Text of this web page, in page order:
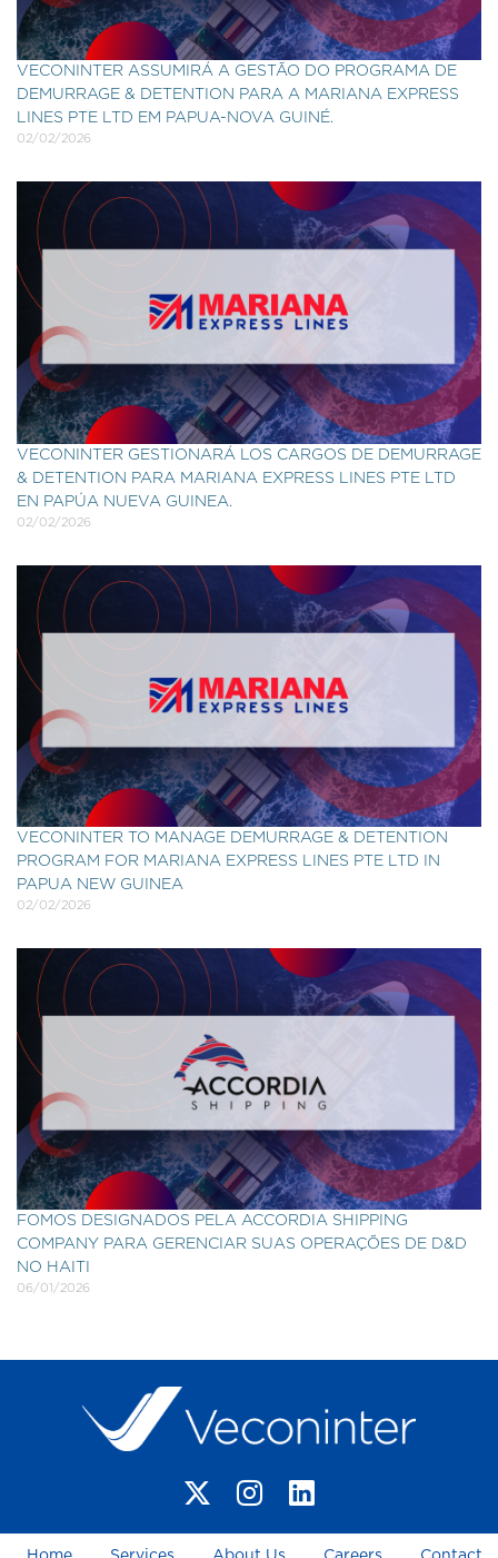
VECONINTER ASSUMIRÁ A GESTÃO DO PROGRAMA DE
DEMURRAGE & DETENTION PARA A MARIANA EXPRESS
LINES PTE LTD EM PAPUA-NOVA GUINÉ.
02/02/2026
VECONINTER GESTIONARÁ LOS CARGOS DE DEMURRAGE
& DETENTION PARA MARIANA EXPRESS LINES PTE LTD
EN PAPÚA NUEVA GUINEA.
02/02/2026
VECONINTER TO MANAGE DEMURRAGE & DETENTION
PROGRAM FOR MARIANA EXPRESS LINES PTE LTD IN
PAPUA NEW GUINEA
02/02/2026
FOMOS DESIGNADOS PELA ACCORDIA SHIPPING
COMPANY PARA GERENCIAR SUAS OPERAÇÕES DE D&D
NO HAITI
06/01/2026